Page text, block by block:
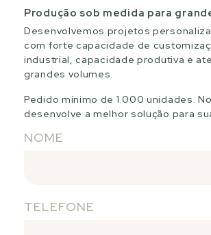
Produção sob medida para
Desenvolvemos projetos
com forte capacidade de
industrial, capacidade produtiva e
grandes volumes.
Pedido mínimo de 1.000 unidades.
desenvolve a melhor solução para
NOME
TELEFONE